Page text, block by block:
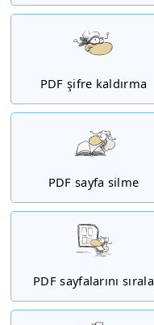
PDF şifre kaldırma
PDF sayfa silme
PDF sayfalarını sırala